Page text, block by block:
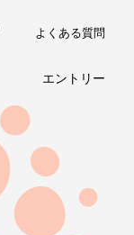
よくある質問
エントリー